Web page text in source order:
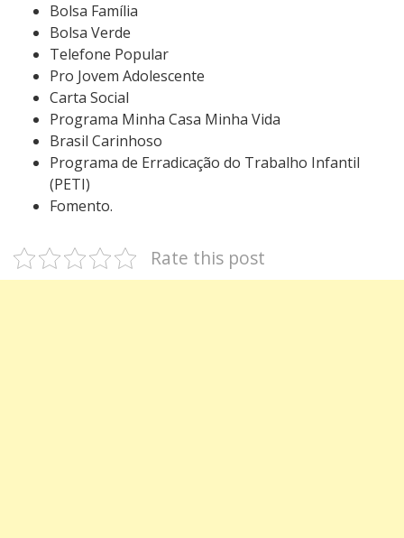
Bolsa Família
Bolsa Verde
Telefone Popular
Pro Jovem Adolescente
Carta Social
Programa Minha Casa Minha Vida
Brasil Carinhoso
Programa de Erradicação do Trabalho Infantil
(PETI)
Fomento.
Rate this post